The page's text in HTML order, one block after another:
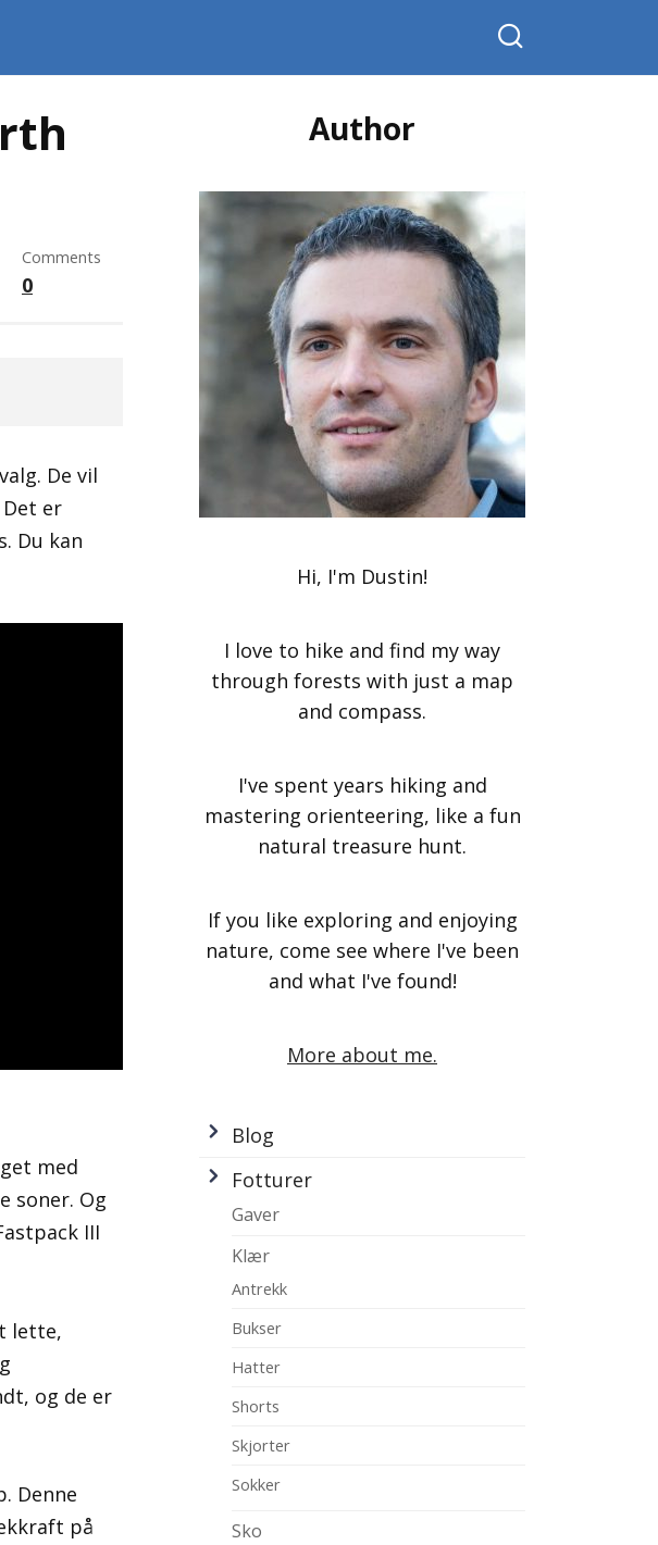
Comments
0
De vil
er
Du kan
med
soner. Og
III
lette,
og de er
Denne
på
Author
Hi, I'm Dustin!
I love to hike and find my way
through forests with just a map
and compass.
I've spent years hiking and
mastering orienteering, like a fun
natural treasure hunt.
If you like exploring and enjoying
nature, come see where I've been
and what I've found!
More about me.
Blog
Fotturer
Gaver
Klær
Antrekk
Bukser
Hatter
Shorts
Skjorter
Sokker
Sko